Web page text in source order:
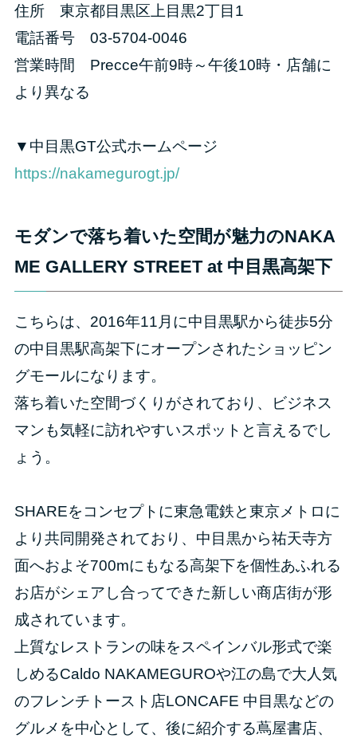
住所 東京都目黒区上目黒2丁目1
電話番号 03-5704-0046
営業時間 Precce午前9時～午後10時・店舗に
より異なる
▼中目黒GT公式ホームページ
https://nakamegurogt.jp/
モダンで落ち着いた空間が魅力のNAKA
ME GALLERY STREET at 中目黒高架下
こちらは、2016年11月に中目黒駅から徒歩5分
の中目黒駅高架下にオープンされたショッピン
グモールになります。
落ち着いた空間づくりがされており、ビジネス
マンも気軽に訪れやすいスポットと言えるでし
ょう。
SHAREをコンセプトに東急電鉄と東京メトロに
より共同開発されており、中目黒から祐天寺方
面へおよそ700mにもなる高架下を個性あふれる
お店がシェアし合ってできた新しい商店街が形
成されています。
上質なレストランの味をスペインバル形式で楽
しめるCaldo NAKAMEGUROや江の島で大人気
のフレンチトースト店LONCAFE 中目黒などの
グルメを中心として、後に紹介する蔦屋書店、